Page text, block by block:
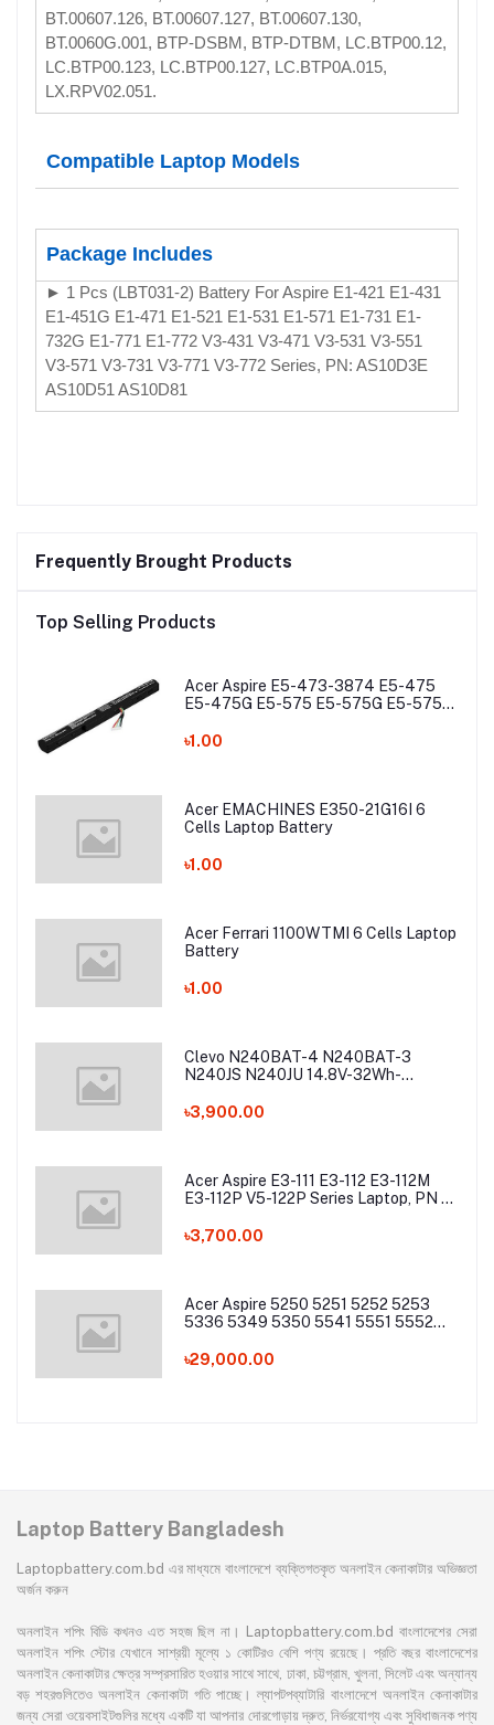
BT.00607.126, BT.00607.127, BT.00607.130,
BT.0060G.001, BTP-DSBM, BTP-DTBM, LC.BTP00.12,
LC.BTP00.123, LC.BTP00.127, LC.BTP0A.015,
LX.RPV02.051.
Compatible Laptop Models
Package Includes
► 1 Pcs (LBT031-2) Battery For Aspire E1-421 E1-431
E1-451G E1-471 E1-521 E1-531 E1-571 E1-731 E1-
732G E1-771 E1-772 V3-431 V3-471 V3-531 V3-551
V3-571 V3-731 V3-771 V3-772 Series, PN: AS10D3E
AS10D51 AS10D81
Frequently Brought Products
Top Selling Products
Acer Aspire E5-473-3874 E5-475
E5-475G E5-575 E5-575G E5-575T
Battery
৳1.00
Acer EMACHINES E350-21G16I 6
Cells Laptop Battery
৳1.00
Acer Ferrari 1100WTMI 6 Cells Laptop
Battery
৳1.00
Clevo N240BAT-4 N240BAT-3
N240JS N240JU 14.8V-32Wh-
৳3,900.00
Acer Aspire E3-111 E3-112 E3-112M
E3-112P V5-122P Series Laptop, PN -
৳3,700.00
Acer Aspire 5250 5251 5252 5253
5336 5349 5350 5541 5551 5552
5745 5749 5750 5755 5760 7251
৳29,000.00
Laptop Battery Bangladesh
Laptopbattery.com.bd এর মাধ্যমে বাংলাদেশে ব্যক্তিগতকৃত অনলাইন কেনাকাটার অভিজ্ঞতা
অর্জন করুন
অনলাইন শপিং বিডি কখনও এত সহজ ছিল না। Laptopbattery.com.bd বাংলাদেশের সেরা
অনলাইন শপিং স্টোর যেখানে সাশ্রয়ী মূল্যে ১ কোটিরও বেশি পণ্য রয়েছে। প্রতি বছর বাংলাদেশের
অনলাইন কেনাকাটার ক্ষেত্র সম্প্রসারিত হওয়ার সাথে সাথে, ঢাকা, চট্টগ্রাম, খুলনা, সিলেট এবং অন্যান্য
বড় শহরগুলিতেও অনলাইন কেনাকাটা গতি পাচ্ছে। ল্যাপটপব্যাটারি বাংলাদেশে অনলাইন কেনাকাটার
জন্য সেরা ওয়েবসাইটগুলির মধ্যে একটি যা আপনার দোরগোড়ায় দ্রুত, নির্ভরযোগ্য এবং সুবিধাজনক পণ্য